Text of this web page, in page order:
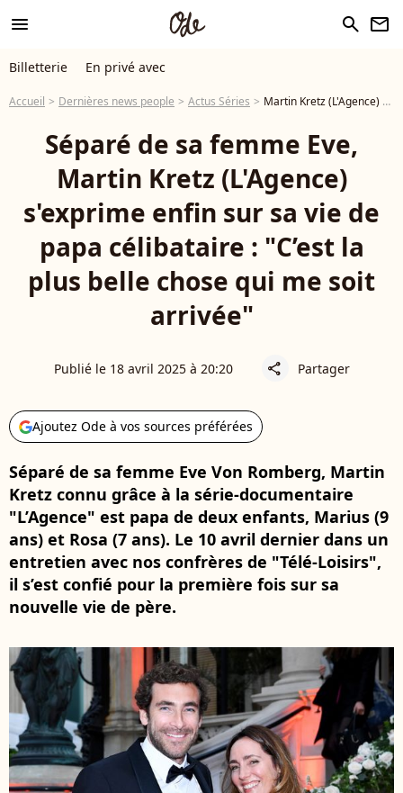
menu search newsletter
Billetterie En privé avec
Accueil Dernières news people Actus Séries Martin Kretz (L'Agence) séparé de sa femme Eve, il se confie sur sa nouvelle vie de père
Séparé de sa femme Eve,
Martin Kretz (L'Agence)
s'exprime enfin sur sa vie de
papa célibataire : "C’est la
plus belle chose qui me soit
arrivée"
Publié le 18 avril 2025 à 20:20 share Partager
Ajoutez Ode à vos sources préférées
Séparé de sa femme Eve Von Romberg, Martin
Kretz connu grâce à la série-documentaire
"L’Agence" est papa de deux enfants, Marius (9
ans) et Rosa (7 ans). Le 10 avril dernier dans un
entretien avec nos confrères de "Télé-Loisirs",
il s’est confié pour la première fois sur sa
nouvelle vie de père.